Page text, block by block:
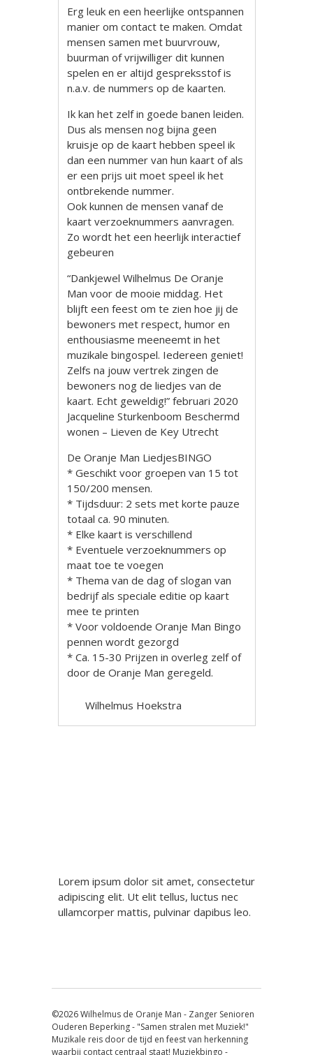
Erg leuk en een heerlijke ontspannen
manier om contact te maken. Omdat
mensen samen met buurvrouw,
buurman of vrijwilliger dit kunnen
spelen en er altijd gespreksstof is
n.a.v. de nummers op de kaarten.
Ik kan het zelf in goede banen leiden.
Dus als mensen nog bijna geen
kruisje op de kaart hebben speel ik
dan een nummer van hun kaart of als
er een prijs uit moet speel ik het
ontbrekende nummer.
Ook kunnen de mensen vanaf de
kaart verzoeknummers aanvragen.
Zo wordt het een heerlijk interactief
gebeuren
“Dankjewel Wilhelmus De Oranje
Man voor de mooie middag. Het
blijft een feest om te zien hoe jij de
bewoners met respect, humor en
enthousiasme meeneemt in het
muzikale bingospel. Iedereen geniet!
Zelfs na jouw vertrek zingen de
bewoners nog de liedjes van de
kaart. Echt geweldig!” februari 2020
Jacqueline Sturkenboom Beschermd
wonen – Lieven de Key Utrecht
De Oranje Man LiedjesBINGO
* Geschikt voor groepen van 15 tot
150/200 mensen.
* Tijdsduur: 2 sets met korte pauze
totaal ca. 90 minuten.
* Elke kaart is verschillend
* Eventuele verzoeknummers op
maat toe te voegen
* Thema van de dag of slogan van
bedrijf als speciale editie op kaart
mee te printen
* Voor voldoende Oranje Man Bingo
pennen wordt gezorgd
* Ca. 15-30 Prijzen in overleg zelf of
door de Oranje Man geregeld.
Wilhelmus Hoekstra
Lorem ipsum dolor sit amet, consectetur
adipiscing elit. Ut elit tellus, luctus nec
ullamcorper mattis, pulvinar dapibus leo.
©2026 Wilhelmus de Oranje Man - Zanger Senioren
Ouderen Beperking - "Samen stralen met Muziek!"
Muzikale reis door de tijd en feest van herkenning
waarbij contact centraal staat! Muziekbingo -